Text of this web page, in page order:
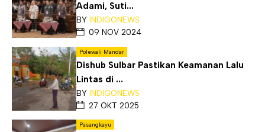
Adami, Suti...
BY INDIGONEWS
09 NOV 2024
Polewali Mandar
Dishub Sulbar Pastikan Keamanan Lalu
Lintas di ...
BY INDIGONEWS
27 OKT 2025
Pasangkayu